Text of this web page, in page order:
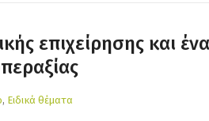
επιχείρησης και
, Ειδικά θέματα